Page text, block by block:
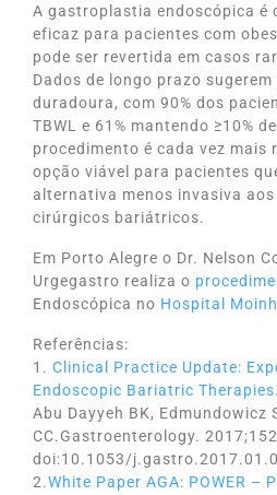
A gastroplastia endoscópica é
eficaz para pacientes com
pode ser revertida em casos
Dados de longo prazo sugerem
duradoura, com 90% dos
TBWL e 61% mantendo ≥10%
procedimento é cada vez mais
opção viável para pacientes
alternativa menos invasiva
cirúrgicos bariátricos.
Em Porto Alegre o Dr. Nelson
Urgegastro realiza o
Endoscópica no Hospital
Referências:
1. Clinical Practice Update:
Endoscopic Bariatric Therapies.
Abu Dayyeh BK, Edmundowicz
CC.Gastroenterology.
doi:10.1053/
2.White Paper AGA: POWER –